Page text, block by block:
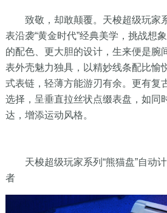
致敬，却敢颠覆。天梭超级玩家系
表沿袭“黄金时代”经典美学，挑战想
的配色、更大胆的设计，生来便是腕
表外壳魅力独具，以精妙线条配比愉
式表链，轻薄方能游刃有余。更有复
选择，呈垂直拉丝状点缀表盘，如同
达，增添运动风格。
天梭超级玩家系列“熊猫盘”自动计
者